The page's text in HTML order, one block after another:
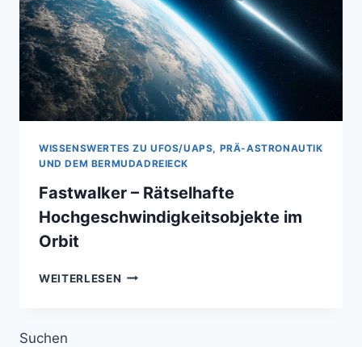
WISSENSWERTES ZU UFOS/UAPS, PRÄ-ASTRONAUTIK
UND DEM BERMUDADREIECK
Fastwalker – Rätselhafte
Hochgeschwindigkeitsobjekte im
Orbit
WEITERLESEN FASTWALKER
Suchen